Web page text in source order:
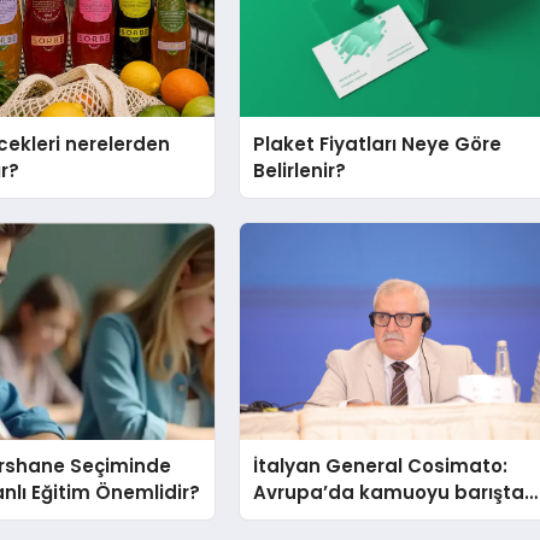
nerelerden
Plaket Fiyatları Neye Göre
Belirlenir?
Seçiminde
Eğitim Önemlidir?
İtalyan General Cosimato:
Avrupa’da kamuoyu barıştan
yana